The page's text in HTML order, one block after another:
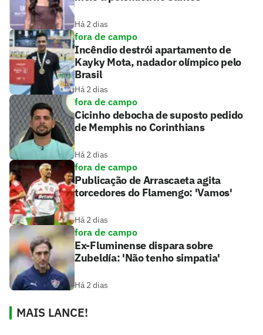
Há 2 dias
fora de campo
Incêndio destrói apartamento de
Kayky Mota, nadador olímpico pelo
Brasil
Há 2 dias
fora de campo
Cicinho debocha de suposto pedido
de Memphis no Corinthians
Há 2 dias
fora de campo
Publicação de Arrascaeta agita
torcedores do Flamengo: 'Vamos'
Há 2 dias
fora de campo
Ex-Fluminense dispara sobre
Zubeldía: 'Não tenho simpatia'
Há 2 dias
MAIS LANCE!